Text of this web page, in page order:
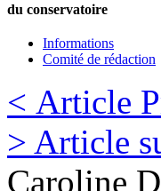
du conservatoire
Informations
Comité de rédaction
< Article
> Article
Caroline